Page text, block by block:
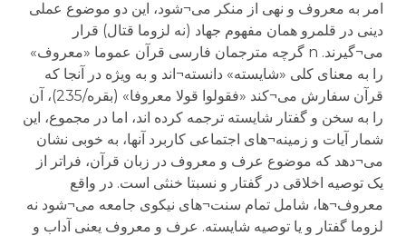
امر به معروف و نهی از منکر می¬شود، این دو موضوع عملی
دینی در قلمرو همان مفهوم جهاد (نه لزوما قتال) قرار
می¬گیرند. n گرچه مترجمان فارسی قرآن عموما «معروف»
را به معنای کلی «شایسته» دانسته¬اند و به ویژه در آنجا که
قرآن سفارش می¬کند «فقولوا قولا معروفا» (بقره/235)، آن
را به سخن و گفتار شایسته ترجمه کرده اند، اما در مجموع، این
شمار آیات و زمینه¬های اجتماعی کاربرد آنها، به خوبی نشان
می¬دهد که موضوع عرف و معروف در زبان قرآن، فراتر از
یک توصیه اخلاقی در گفتار و نسبتا خنثی است. در واقع
معروف¬ها، شامل تمام سنت¬های نیکوی جامعه می¬شود نه
لزوما گفتار و یا توصیه شایسته. عرف و معروف یعنی آداب و